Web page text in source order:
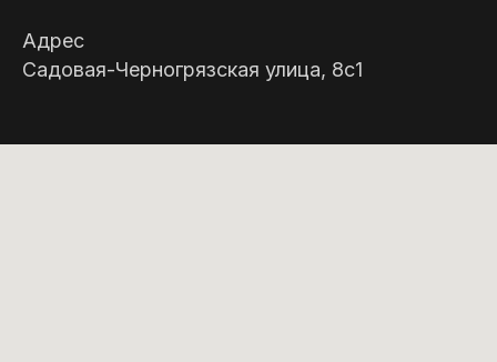
Адрес
Садовая-Черногрязская улица, 8с1